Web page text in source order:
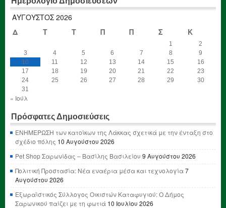
ΑΎΓΟΥΣΤΟΣ 2026
Δ
Τ Τ Π Π Σ Κ
1
2
3
4 5 6 7 8
9
10
11 12 13 14 15
16
17
18 19 20 21 22
23
24
25 26 27 28 29
30
31
« Ιούλ
Πρόσφατες Δημοσιεύσεις
ΕΝΗΜΕΡΩΣΗ των κατοίκων της Λάκκας σχετικά με την ένταξη στο
σχέδιο πόλης 10 Αυγούστου 2026
Pet Shop Σαρωνίδας – Βασίλης Βασιλείου 9 Αυγούστου 2026
Πολιτική Προστασία: Νέα εναέρια μέσα και τεχνολογία7
Αυγούστου 2026
Εξωραϊστικός Σύλλογος Οικιστών Καταφυγιού: Ο Δήμος
Σαρωνικού παίζει με τη φωτιά 10 Ιουλίου 2026